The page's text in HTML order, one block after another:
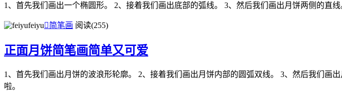
1、首先我们画出一个椭圆形。 2、接着我们画出底部的弧线。 3、然后我们画出月饼两侧的直
feiyu简笔画 阅读(255)
正面月饼简笔画简单又可爱
1、首先我们画出月饼的波浪形轮廓。 2、接着我们画出月饼内部的圆弧双线。 3、然后我们
啦。